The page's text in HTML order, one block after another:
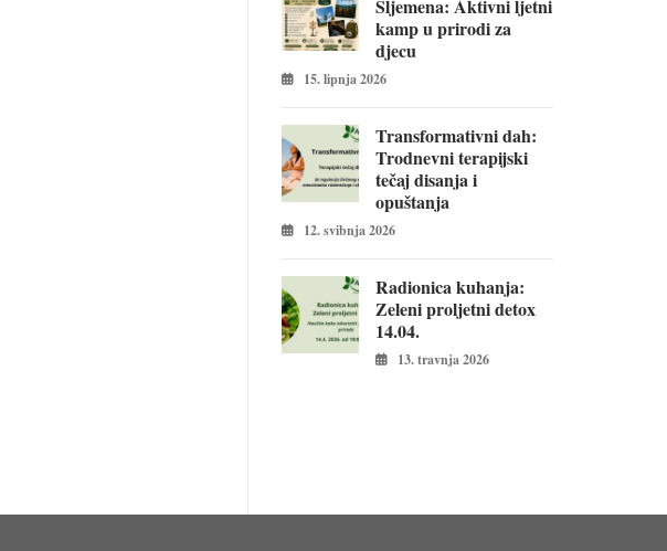
Sljemena: Aktivni ljetni
kamp u prirodi za
djecu
15. lipnja 2026
Transformativni dah:
Trodnevni terapijski
tečaj disanja i
opuštanja
12. svibnja 2026
Radionica kuhanja:
Zeleni proljetni detox
14.04.
13. travnja 2026